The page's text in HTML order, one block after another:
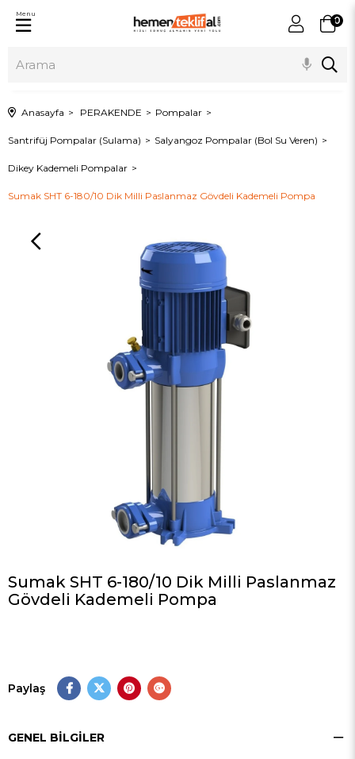
0
Menu
Anasayfa PERAKENDE Pompalar
Santrifüj Pompalar (Sulama) Salyangoz Pompalar (Bol Su Veren)
Dikey Kademeli Pompalar
Sumak SHT 6-180/10 Dik Milli Paslanmaz Gövdeli Kademeli Pompa
Sumak SHT 6-180/10 Dik Milli Paslanmaz
Gövdeli Kademeli Pompa
Paylaş
GENEL BILGILER